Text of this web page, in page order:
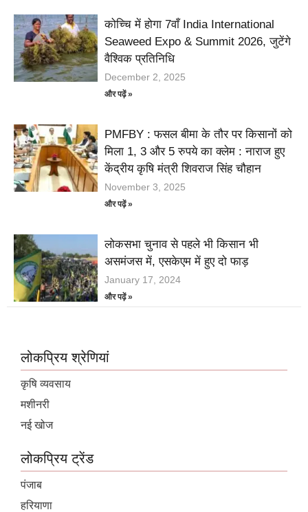
कोच्चि में होगा 7वाँ India International
Seaweed Expo & Summit 2026, जुटेंगे
वैश्विक प्रतिनिधि
December 2, 2025
और पढ़ें »
PMFBY : फसल बीमा के तौर पर किसानों को
मिला 1, 3 और 5 रुपये का क्लेम : नाराज हुए
केंद्रीय कृषि मंत्री शिवराज सिंह चौहान
November 3, 2025
और पढ़ें »
लोकसभा चुनाव से पहले भी किसान भी
असमंजस में, एसकेएम में हुए दो फाड़
January 17, 2024
और पढ़ें »
लोकप्रिय श्रेणियां
कृषि व्यवसाय
मशीनरी
नई खोज
लोकप्रिय ट्रेंड
पंजाब
हरियाणा